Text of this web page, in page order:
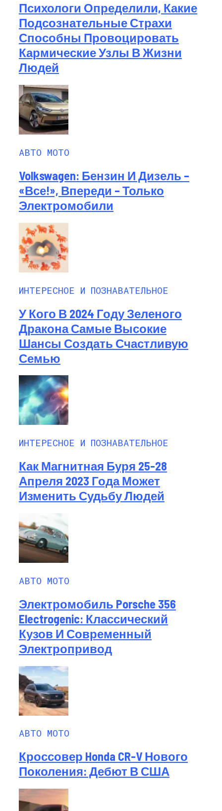
Психологи Определили, Какие
Подсознательные Страхи
Способны Провоцировать
Кармические Узлы В Жизни
Людей
АВТО МОТО
Volkswagen: Бензин И Дизель –
«все!», Впереди – Только
Электромобили
ИНТЕРЕСНОЕ И ПОЗНАВАТЕЛЬНОЕ
У Кого В 2024 Году Зеленого
Дракона Самые Высокие
Шансы Создать Счастливую
Семью
ИНТЕРЕСНОЕ И ПОЗНАВАТЕЛЬНОЕ
Как Магнитная Буря 25-28
Апреля 2023 Года Может
Изменить Судьбу Людей
АВТО МОТО
Электромобиль Porsche 356
Electrogenic: Классический
Кузов И Современный
Электропривод
АВТО МОТО
Кроссовер Honda CR-V Нового
Поколения: Дебют В США